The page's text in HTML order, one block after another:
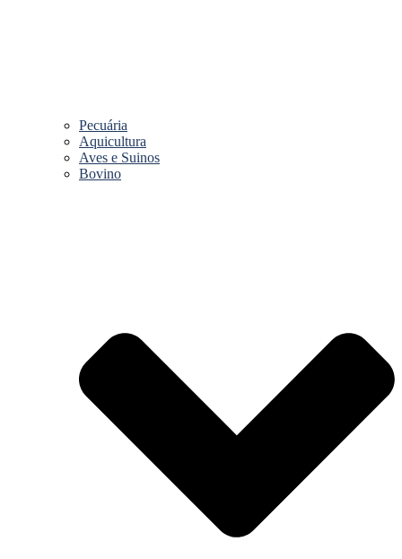
Pecuária
Aquicultura
Aves e Suinos
Bovino